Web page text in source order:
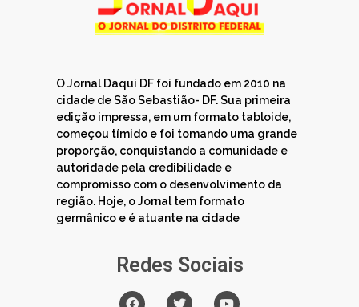
O Jornal Daqui DF foi fundado em 2010 na
cidade de São Sebastião- DF. Sua primeira
edição impressa, em um formato tabloide,
começou tímido e foi tomando uma grande
proporção, conquistando a comunidade e
autoridade pela credibilidade e
compromisso com o desenvolvimento da
região. Hoje, o Jornal tem formato
germânico e é atuante na cidade
Redes Sociais